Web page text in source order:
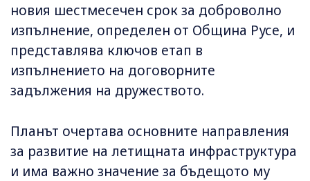
новия шестмесечен срок за доброволно
изпълнение, определен от Община Русе, и
представлява ключов етап в
изпълнението на договорните
задължения на дружеството.
Планът очертава основните направления
за развитие на летищната инфраструктура
и има важно значение за бъдещото му